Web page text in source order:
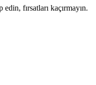
fırsatları kaçırmayın.